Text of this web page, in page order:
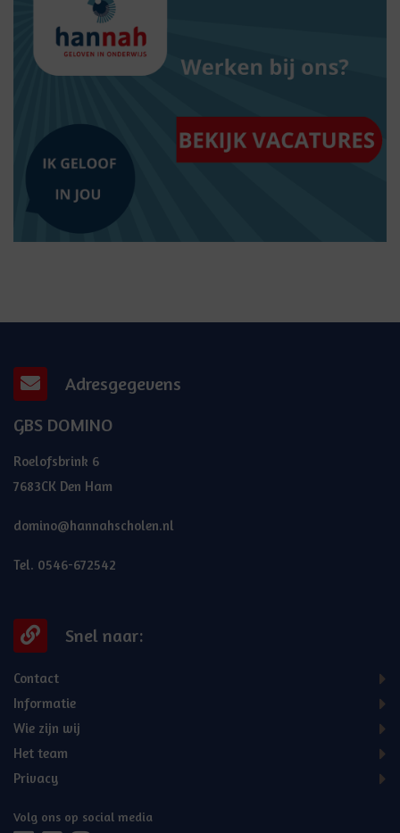
Adresgegevens
GBS DOMINO
Roelofsbrink 6
7683CK Den Ham
domino@hannahscholen.nl
Tel. 0546-672542
Snel naar:
Contact
Informatie
Wie zijn wij
Het team
Privacy
Volg ons op social media